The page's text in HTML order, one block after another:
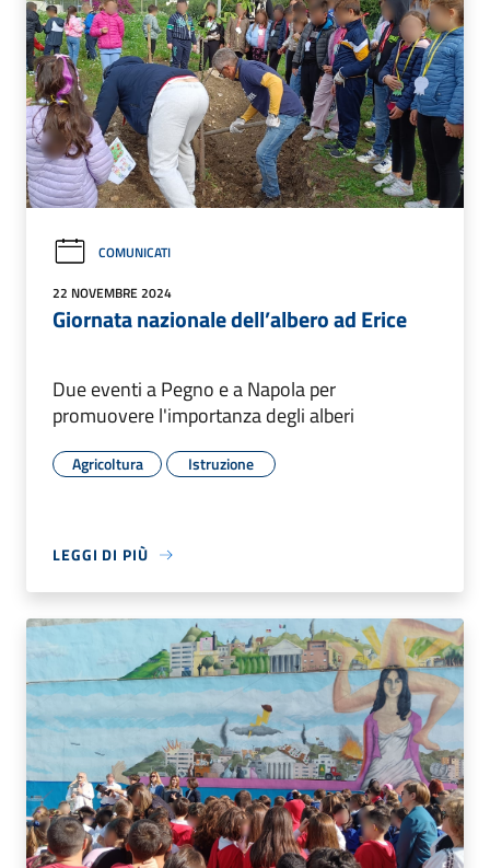
COMUNICATI
22 NOVEMBRE 2024
Giornata nazionale dell’albero ad Erice
Due eventi a Pegno e a Napola per
promuovere l'importanza degli alberi
Agricoltura Istruzione
LEGGI DI PIÙ